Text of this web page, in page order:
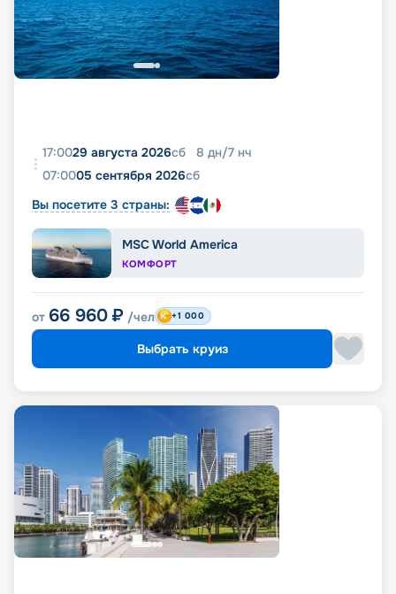
17:0029 августа 2026сб 8 дн/7 нч
07:0005 сентября 2026сб
Вы посетите 3 страны:
MSC World America
КОМФОРТ
от 66 960 ₽ /чел +1 000
Выбрать круиз